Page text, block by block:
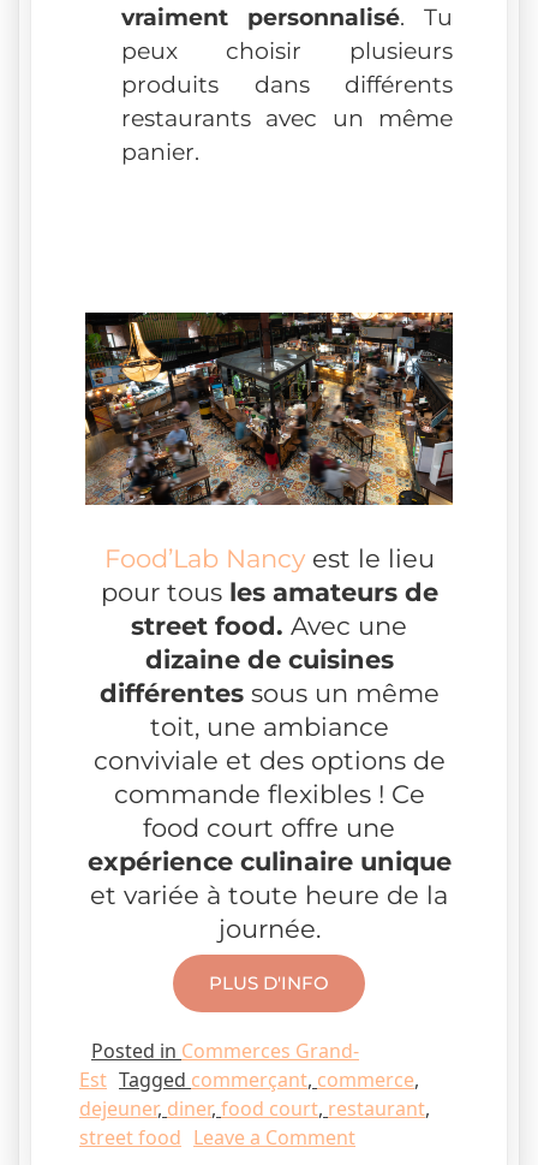
vraiment personnalisé. Tu
peux choisir plusieurs
produits dans différents
restaurants avec un même
panier.
Food’Lab Nancyest le lieu
pour tous les amateurs de
street food. Avec une
dizaine de cuisines
différentessous un même
toit, une ambiance
conviviale et des options de
commande flexibles ! Ce
food court offre une
expérience culinaire unique
et variée à toute heure de la
journée.
PLUS D'INFO
Posted in Commerces Grand-
Est Tagged commerçant, commerce,
dejeuner, diner, food court, restaurant,
street food Leave a Comment